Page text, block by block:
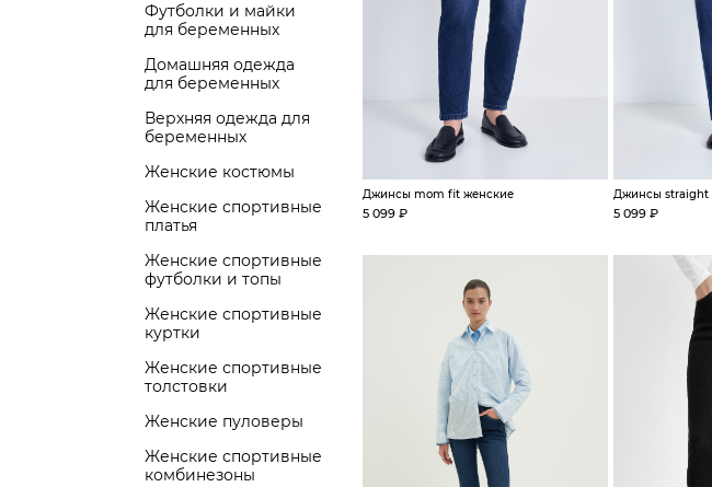
Футболки и майки
для беременных
Домашняя одежда
для беременных
Верхняя одежда для
беременных
Женские костюмы
Женские спортивные
платья
Женские спортивные
футболки и топы
Женские спортивные
куртки
Женские спортивные
толстовки
Женские пуловеры
Женские спортивные
комбинезоны
Джинсы mom fit женские
5 099 ₽
Джинсы straight
5 099 ₽